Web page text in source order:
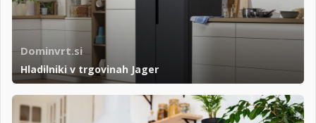
Dominvrt.si
Hladilniki v trgovinah Jager